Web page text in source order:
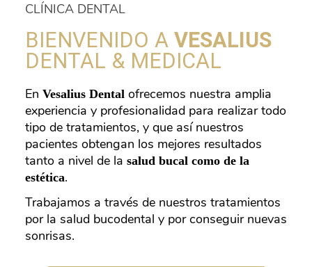
CLÍNICA DENTAL
BIENVENIDO A VESALIUS
DENTAL & MEDICAL
En Vesalius Dental ofrecemos nuestra amplia
experiencia y profesionalidad para realizar todo
tipo de tratamientos, y que así nuestros
pacientes obtengan los mejores resultados
tanto a nivel de la salud bucal como de la
estética.
Trabajamos a través de nuestros tratamientos
por la salud bucodental y por conseguir nuevas
sonrisas.